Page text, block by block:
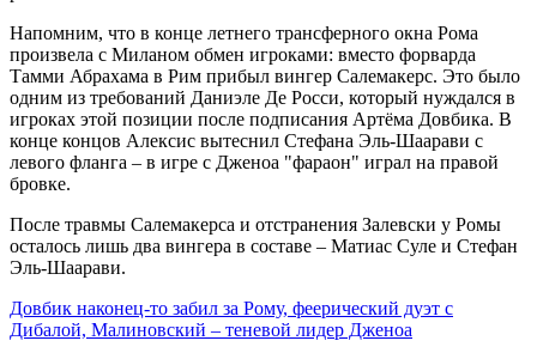
Напомним, что в конце летнего трансферного окна Рома
произвела с Миланом обмен игроками: вместо форварда
Тамми Абрахама в Рим прибыл вингер Салемакерс. Это было
одним из требований Даниэле Де Росси, который нуждался в
игроках этой позиции после подписания Артёма Довбика. В
конце концов Алексис вытеснил Стефана Эль-Шаарави с
левого фланга – в игре с Дженоа "фараон" играл на правой
бровке.
После травмы Салемакерса и отстранения Залевски у Ромы
осталось лишь два вингера в составе – Матиас Суле и Стефан
Эль-Шаарави.
Довбик наконец-то забил за Рому, феерический дуэт с
Дибалой, Малиновский – теневой лидер Дженоа